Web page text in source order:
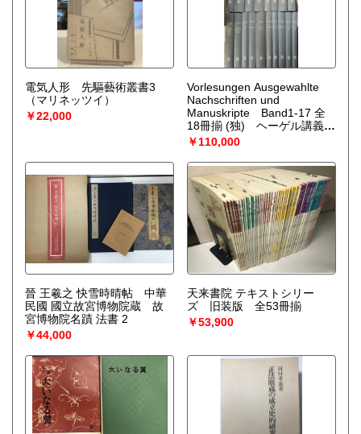
電気人形 先驅藝術叢書3
（マリネッツイ）
￥22,000
Vorlesungen Ausgewahlte
Nachschriften und
Manuskripte Band1-17 全
18冊揃 (独) ヘーゲル講義
（Georg Wilhelm Friedrich
Hegel）
￥110,000
晉 王羲之 快雪時晴帖 中華
民國 國立故宮博物院蔵 故
宮博物院名蹟 法書 2
￥44,000
天来書院 テキストシリー
ズ 旧装版 全53冊揃
￥53,900